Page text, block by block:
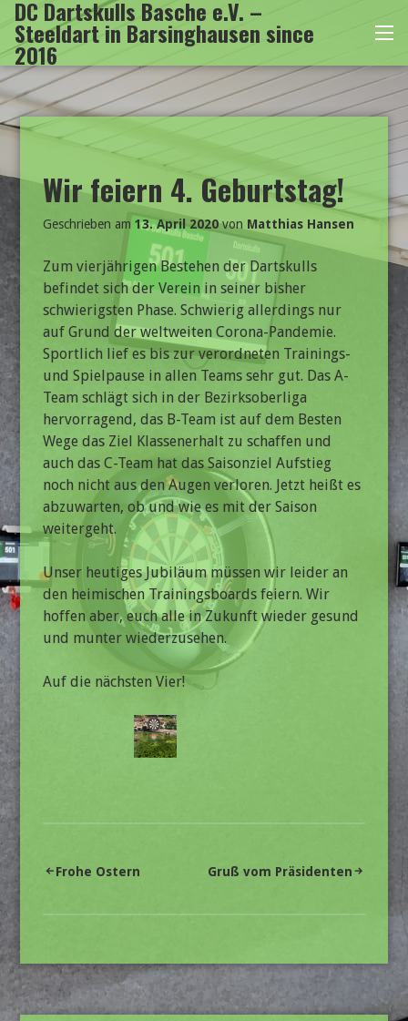
Zum
Inhalt
springen
DC Dartskulls Basche e.V. –
Steeldart in Barsinghausen since
2016
Wir feiern 4. Geburtstag!
Geschrieben am 13. April 2020von Matthias Hansen
Zum vierjährigen Bestehen der Dartskulls
befindet sich der Verein in seiner bisher
schwierigsten Phase. Schwierig allerdings nur
auf Grund der weltweiten Corona-Pandemie.
Sportlich lief es bis zur verordneten Trainings-
und Spielpause in allen Teams sehr gut. Das A-
Team schlägt sich in der Bezirksoberliga
hervorragend, das B-Team ist auf dem Besten
Wege das Ziel Klassenerhalt zu schaffen und
auch das C-Team hat das Saisonziel Aufstieg
noch nicht aus den Augen verloren. Jetzt heißt es
abzuwarten, ob und wie es mit der Saison
weitergeht.
Unser heutiges Jubiläum müssen wir leider an
den heimischen Trainingsboards feiern. Wir
hoffen aber, euch alle in Zukunft wieder gesund
und munter wiederzusehen.
Auf die nächsten Vier!
Beitragsnavigation
Frohe Ostern Gruß vom Präsidenten